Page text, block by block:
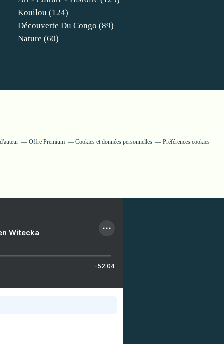
Kouilou (124)
Découverte Du Congo (89)
Nature (60)
Offre Premium Cookies et données personnelles Préférences cookies
Witecka
-52:04